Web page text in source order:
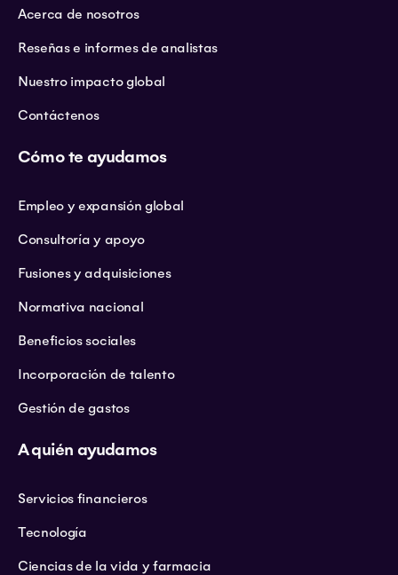
Acerca de nosotros
Reseñas e informes de analistas
Nuestro impacto global
Contáctenos
Cómo te ayudamos
Empleo y expansión global
Consultoría y apoyo
Fusiones y adquisiciones
Normativa nacional
Beneficios sociales
Incorporación de talento
Gestión de gastos
A quién ayudamos
Servicios financieros
Tecnología
Ciencias de la vida y farmacia